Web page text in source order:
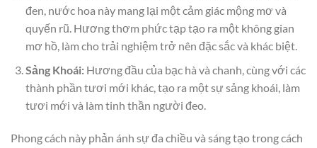
đen, nước hoa này mang lại một cảm giác mộng mơ và
quyến rũ. Hương thơm phức tạp tạo ra một không gian
mơ hồ, làm cho trải nghiệm trở nên đặc sắc và khác biệt.
Sảng Khoái:Hương đầu của bạc hà và chanh, cùng với các
thành phần tươi mới khác, tạo ra một sự sảng khoái, làm
tươi mới và làm tinh thần người đeo.
Phong cách này phản ánh sự đa chiều và sáng tạo trong cách